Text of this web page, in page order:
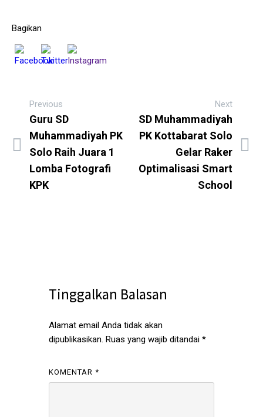
Bagikan
Previous
Guru SD
Muhammadiyah PK
Solo Raih Juara 1
Lomba Fotografi
KPK
Next
SD Muhammadiyah
PK Kottabarat Solo
Gelar Raker
Optimalisasi Smart
School
Tinggalkan Balasan
Alamat email Anda tidak akan
dipublikasikan. Ruas yang wajib ditandai *
KOMENTAR *